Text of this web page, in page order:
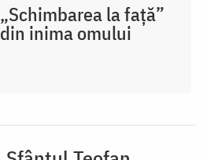
„Schimbarea la față”
din inima omului